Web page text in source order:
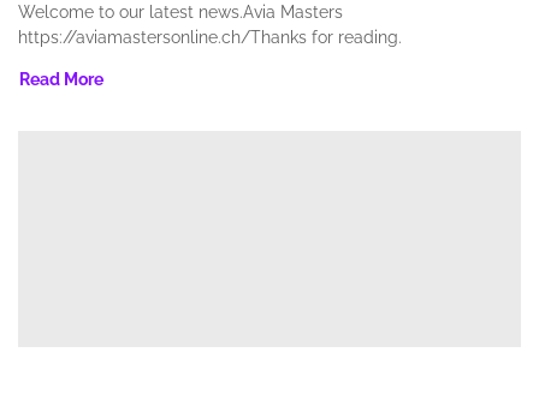
Welcome to our latest news.Avia Masters
https://aviamastersonline.ch/Thanks for reading.
Read More